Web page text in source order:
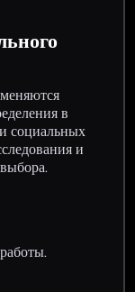
в
социальных
и